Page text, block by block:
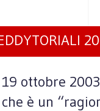
19 ottobre
che è un